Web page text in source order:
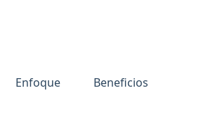
Enfoque Beneficios